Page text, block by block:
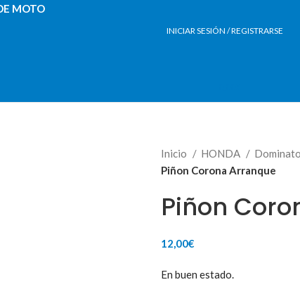
MOTO
INICIAR SESIÓN / REGISTRARSE
Inicio HONDA
Piñon Corona Arranque
Piñon
12,00€
En buen estado.